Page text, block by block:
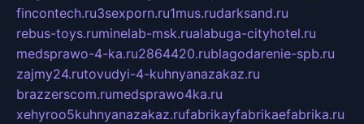
fincontech.ru3sexporn.ru1mus.rudarksand.ru
rebus-toys.ruminelab-msk.rualabuga-cityhotel.ru
medsprawo-4-ka.ru2864420.rublagodarenie-spb.ru
zajmy24.rutovudyi-4-kuhnyanazakaz.ru
brazzerscom.rumedsprawo4ka.ru
xehyroo5kuhnyanazakaz.rufabrikayfabrikaefabrika.ru